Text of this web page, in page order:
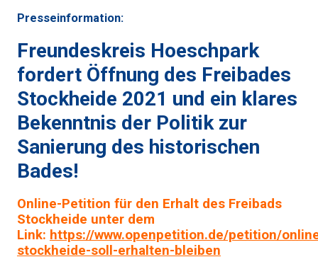
Presseinformation:
Freundeskreis Hoeschpark
fordert Öffnung des Freibades
Stockheide 2021 und ein klares
Bekenntnis der Politik zur
Sanierung des historischen
Bades!
Online-Petition für den Erhalt des Freibads
Stockheide unter dem
Link: https://www.openpetition.de/petition/
stockheide-soll-erhalten-bleiben